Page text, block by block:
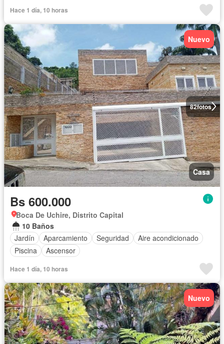
Hace 1 día, 10 horas
82fotos
Nuevo
Casa
Bs 600.000
Boca De Uchire, Distrito Capital
10 Baños
Jardín
Aparcamiento Seguridad
Aire acondicionado
Piscina
Ascensor
Hace 1 día, 10 horas
Nuevo